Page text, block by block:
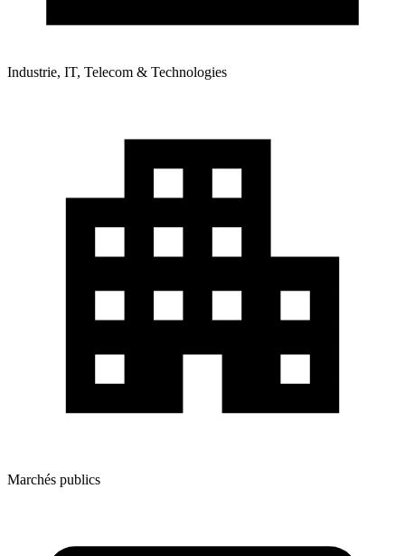
Industrie, IT, Telecom & Technologies
Marchés publics